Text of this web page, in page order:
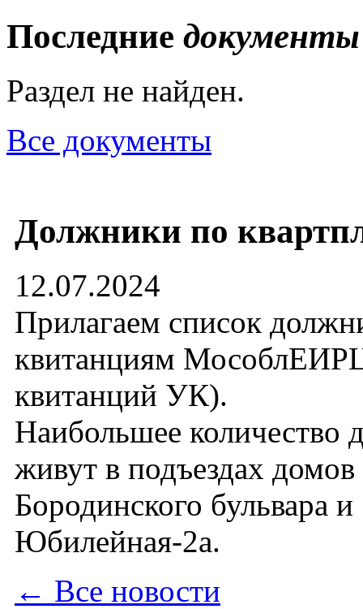
Последние документы
Раздел не найден.
Все документы
Должники по
12.07.2024
Прилагаем список
квитанциям
квитанций УК).
Наибольшее количество
живут в подъездах
Бородинского бульвара и
Юбилейная-2а.
← Все новости